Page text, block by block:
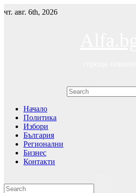
to
чт. авг. 6th, 2026
Начало
Политика
Избори
България
Регионални
Бизнес
Контакти